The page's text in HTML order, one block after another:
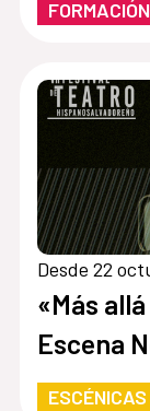
FORMACIÓN
Desde 22
«Más
Escena
ESCÉNICAS